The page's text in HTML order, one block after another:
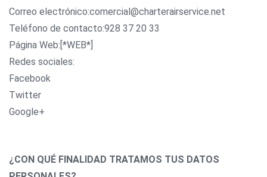
Correo electrónico:comercial@charterairservice.net
Teléfono de contacto:928 37 20 33
Página Web:[*WEB*]
Redes sociales:
Facebook
Twitter
Google+
¿CON QUÉ FINALIDAD TRATAMOS TUS DATOS